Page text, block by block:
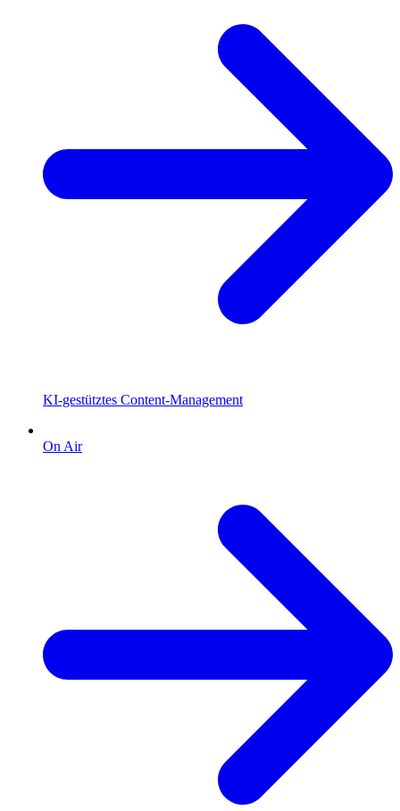
KI-gestütztes Content-Management
On Air